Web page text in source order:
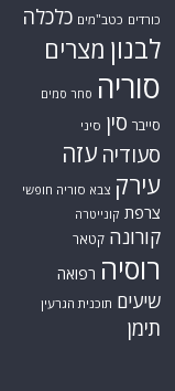
כורדים כטב"מים כלכלה
לבנון מצרים
סוריה סחר סמים
סייבר סין סיני
סעודיה עזה
עירק צבא סוריה חופשי
צרפת קונייטרה
קורונה קטאר
רוסיה רפואה
שיעים תוכנית הגרעין
תימן